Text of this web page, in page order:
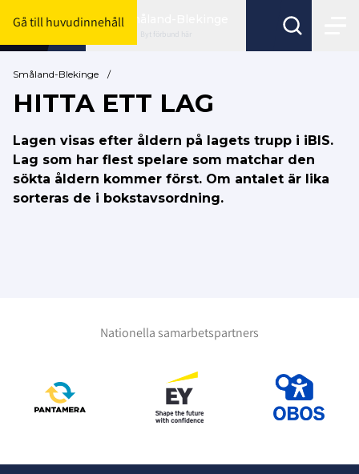
Gå till huvudinnehållSmåland-Blekinge
Byt förbund här
Småland-Blekinge /
HITTA ETT LAG
Lagen visas efter åldern på lagets trupp i iBIS.
Lag som har flest spelare som matchar den
sökta åldern kommer först. Om antalet är lika
sorteras de i bokstavsordning.
Nationella samarbetspartners